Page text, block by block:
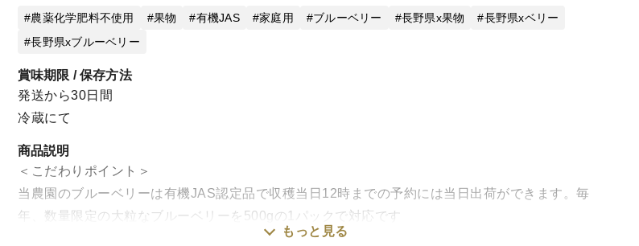
農薬化学肥料不使用 果物 有機JAS 家庭用 ブルーベリー 長野県x果物
長野県xベリー
長野県xブルーベリー
賞味期限 / 保存方法
発送から30日間
冷蔵にて
商品説明
＜こだわりポイント＞
当農園のブルーベリーは有機JAS認定品で収穫当日12時までの予約には当日出荷ができます。毎
年、数量限定の大粒なブルーベリーを500gの1パックで対応です
ご希望の方は特記事項に記載してください
もっと見る